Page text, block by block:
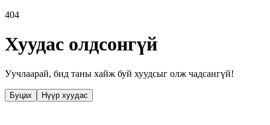
404
Хуудас олдсонгүй
Уучлаарай, бид таны хайж буй хуудсыг олж чадсангүй!
Буцах Нүүр хуудас